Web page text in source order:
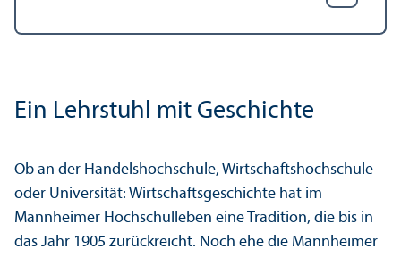
Ein Lehr­stuhl mit Geschichte
Ob an der Handels­hochschule, Wirtschafts­hochschule
oder Universität: Wirtschafts­geschichte hat im
Mannheimer Hochschul­leben eine Tradition, die bis in
das Jahr 1905 zurückreicht. Noch ehe die Mannheimer